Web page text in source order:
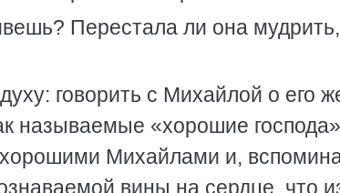
Перестала ли она мудрить,
говорить с Михайлой о его
называемые «хорошие
хорошими Михайлами и,
вины на сердце, что